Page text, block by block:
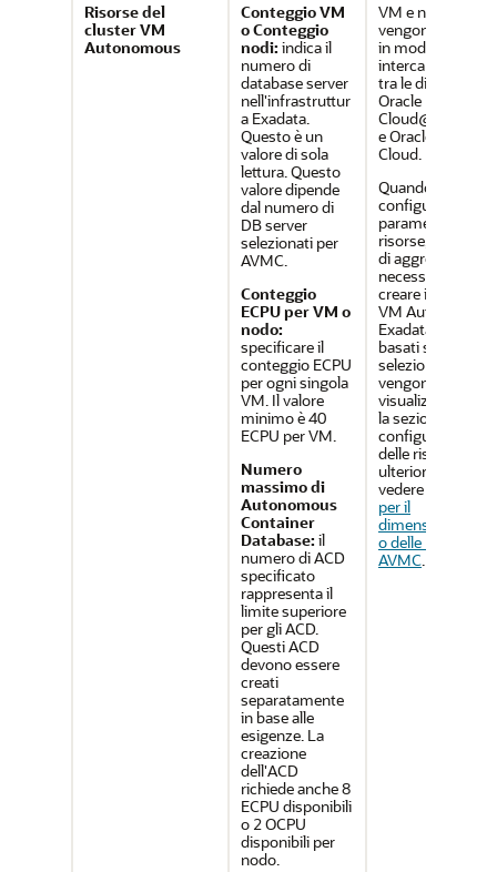
Risorse del
cluster VM
Autonomous
Conteggio VM
o Conteggio
nodi: indica il
numero di
database server
nell'infrastruttur
a Exadata.
Questo è un
valore di sola
lettura. Questo
valore dipende
dal numero di
DB server
selezionati per
AVMC.
Conteggio
ECPU per VM o
nodo:
specificare il
conteggio ECPU
per ogni singola
VM. Il valore
minimo è 40
ECPU per VM.
Numero
massimo di
Autonomous
Container
Database: il
numero di ACD
specificato
rappresenta il
limite superiore
per gli ACD.
Questi ACD
devono essere
creati
separatamente
in base alle
esigenze. La
creazione
dell'ACD
richiede anche 8
ECPU disponibili
o 2 OCPU
disponibili per
nodo.
VM e nodo
vengono utilizzati
in modo
intercambiabile
tra le
Oracle Exadata
e Oracle Public
Cloud.
Quando si
configurano i
parametri delle
risorse, le risorse
di aggregazione
necessarie per
creare il cluster
VM Autonomous
Exadata e i valori
basati sulla
selezione
vengono
visualizzati sotto
la sezione di
configurazione
delle risorse. Per
ulteriori dettagli,
vedere
per il
dimensionament
o delle risorse
AVMC.